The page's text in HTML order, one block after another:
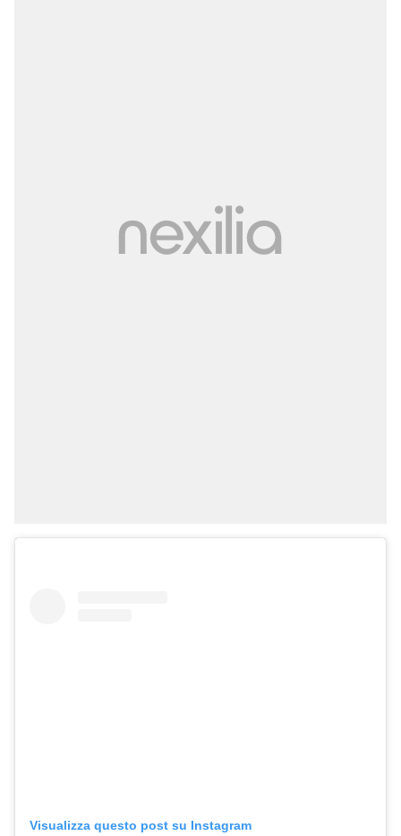
Visualizza questo post su Instagram